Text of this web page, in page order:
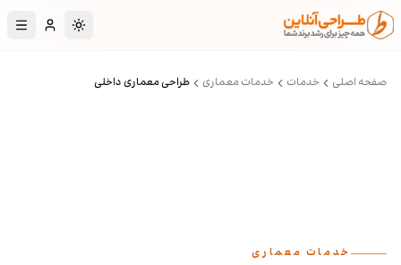
پرش به محتوای اصلی
تغییر به حالت
صفحه اصلی خدمات خدمات معماری طراحی معماری داخلی
خدمات معماری